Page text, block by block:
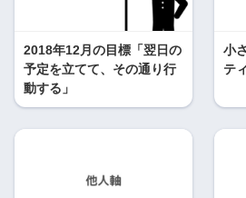
2018年12月の目標「翌日の
予定を立てて、その通り行
動する」
小
テ